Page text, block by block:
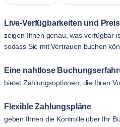
Live-Verfügbarkeiten und
zeigen Ihnen genau, was verfügbar
sodass Sie mit Vertrauen buchen
Eine nahtlose
bietet Zahlungsoptionen, die Ihren
Flexible Zahlungspläne
geben Ihnen die Kontrolle über Ihr